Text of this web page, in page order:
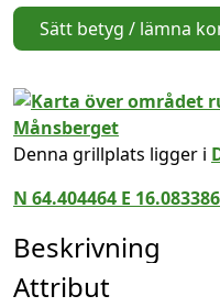
Sätt betyg / lämna
Denna grillplats ligger i
N 64.404464 E 16.083386
Beskrivning
Attribut